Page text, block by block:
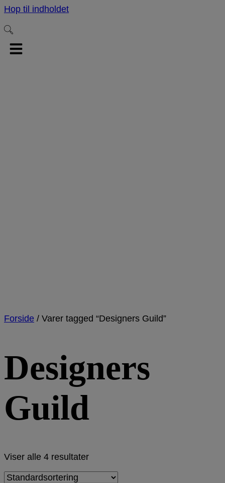
Hop til indholdet
Forside / Varer tagged “Designers Guild”
Designers
Guild
Viser alle 4 resultater